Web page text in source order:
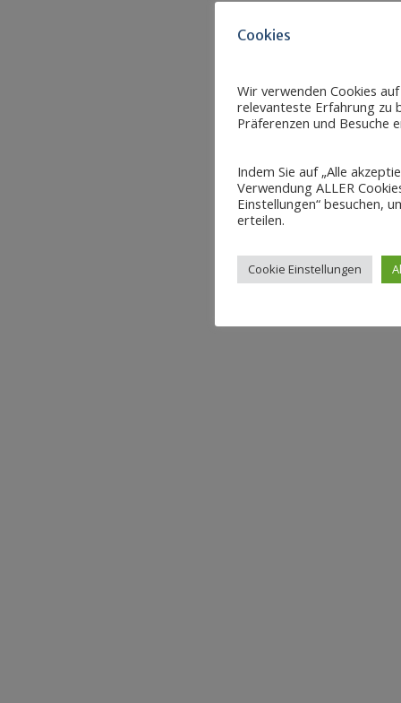
Cookies
Wir verwenden Cookies
relevanteste Erfahrung zu
Präferenzen und Besuche
Indem Sie auf „Alle
Verwendung ALLER
Einstellungen“ besuchen,
erteilen.
Cookie Einstellungen